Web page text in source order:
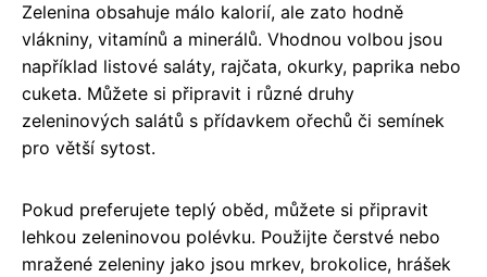
Zelenina obsahuje málo kalorií, ale zato hodně
vlákniny, vitamínů a minerálů. Vhodnou volbou jsou
například listové saláty, rajčata, okurky, paprika nebo
cuketa. Můžete si připravit i různé druhy
zeleninových salátů s přídavkem ořechů či semínek
pro větší sytost.
Pokud preferujete teplý oběd, můžete si připravit
lehkou zeleninovou polévku. Použijte čerstvé nebo
mražené zeleniny jako jsou mrkev, brokolice, hrášek